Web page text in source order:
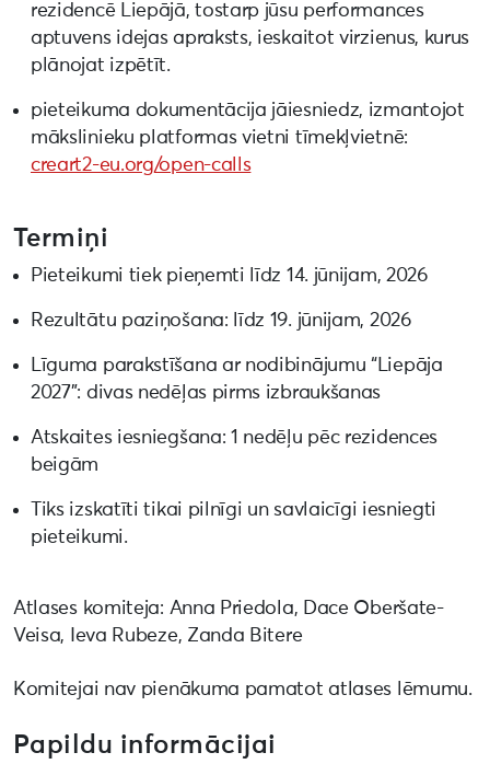
rezidencē Liepājā, tostarp jūsu performances
aptuvens idejas apraksts, ieskaitot virzienus, kurus
plānojat izpētīt.
pieteikuma dokumentācija jāiesniedz, izmantojot
mākslinieku platformas vietni tīmekļvietnē:
creart2-eu.org/open-calls
Termiņi
Pieteikumi tiek pieņemti līdz 14. jūnijam, 2026
Rezultātu paziņošana: līdz 19. jūnijam, 2026
Līguma parakstīšana ar nodibinājumu “Liepāja
2027”: divas nedēļas pirms izbraukšanas
Atskaites iesniegšana: 1 nedēļu pēc rezidences
beigām
Tiks izskatīti tikai pilnīgi un savlaicīgi iesniegti
pieteikumi.
Atlases komiteja: Anna Priedola, Dace Oberšate-
Veisa, Ieva Rubeze, Zanda Bitere
Komitejai nav pienākuma pamatot atlases lēmumu.
Papildu informācijai